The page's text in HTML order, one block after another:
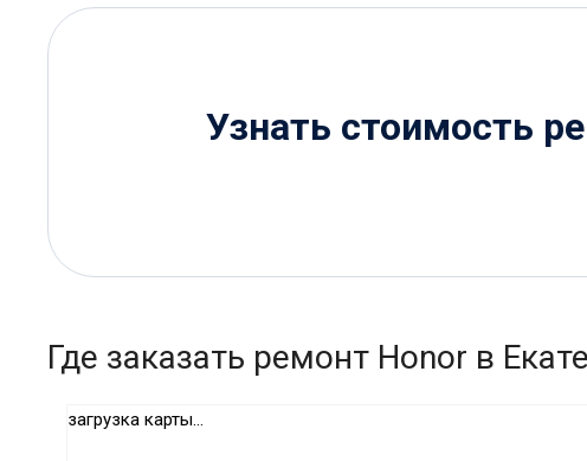
Узнать стоимость
Где заказать ремонт Honor в
загрузка карты...